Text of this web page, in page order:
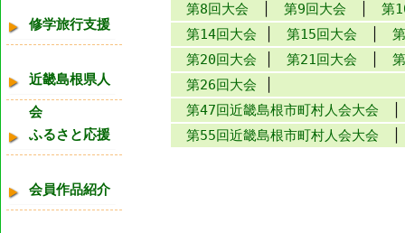
修学旅行支援
近畿島根県人
会
ふるさと応援
会員作品紹介
第8回大会 第9回大会
第
第14回大会
第15回大会
第20回大会
第21回大会
第26回大会
第47回近畿島根市町村人会大会
第55回近畿島根市町村人会大会